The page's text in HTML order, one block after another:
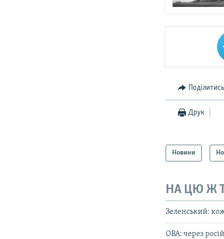
Поділитись
Друк
Новини
НА ЦЮ Ж
Зеленський:
ОВА: через